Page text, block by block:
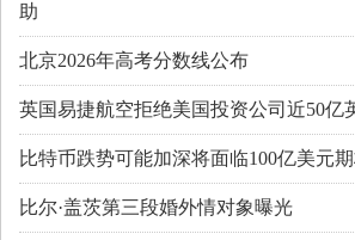
助
北京2026年高考分数线公布
英国易捷航空拒绝美国投资公司近50亿
比特币跌势可能加深将面临100亿美元
比尔·盖茨第三段婚外情对象曝光